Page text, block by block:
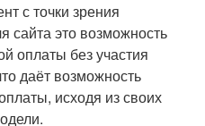
с точки зрения
сайта это возможность
оплаты без участия
даёт возможность
исходя из своих